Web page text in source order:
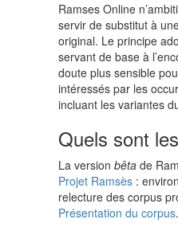
Ramses Online
servir de substitut à
original. Le principe
servant de base à
doute plus sensible
intéressés par les
incluant les variantes
Quels sont
La version bêta de
Projet Ramsès :
relecture des corpus
Présentation du corpus.